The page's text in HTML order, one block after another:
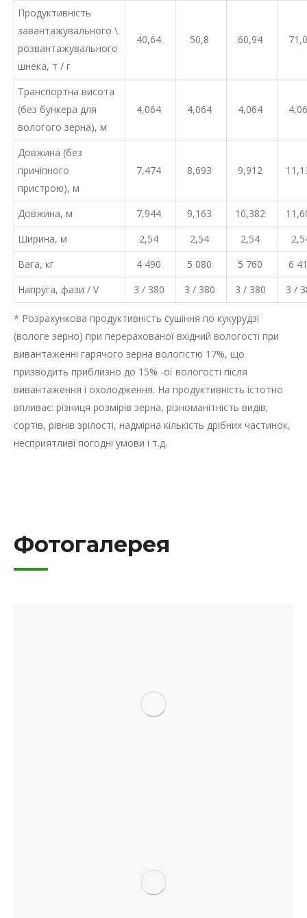
Продуктивність
завантажувального \
розвантажувального
шнека, т / г
40,64 50,8 60,94
Транспортна висота
(без бункера для
вологого зерна), м
4,064 4,064 4,064
Довжина (без
причіпного
пристрою), м
7,474 8,693 9,912
Довжина, м 7,944 9,163 10,382
Ширина, м
2,54 2,54 2,54
Вага, кг
4 490 5 080 5 760
6
Напруга, фази / V
3 / 380 3 / 380 3 / 380 3 /
* Розрахункова продуктивність сушіння по кукурудзі
(вологе зерно) при перерахованої вхідний вологості при
вивантаженні гарячого зерна вологістю 17%, що
призводить приблизно до 15% -ої вологості після
вивантаження і охолодження. На продуктивність істотно
впливає: різниця розмірів зерна, різноманітність видів,
сортів, рівнів зрілості, надмірна кількість дрібних частинок,
несприятливі погодні умови і т.д.
Фотогалерея